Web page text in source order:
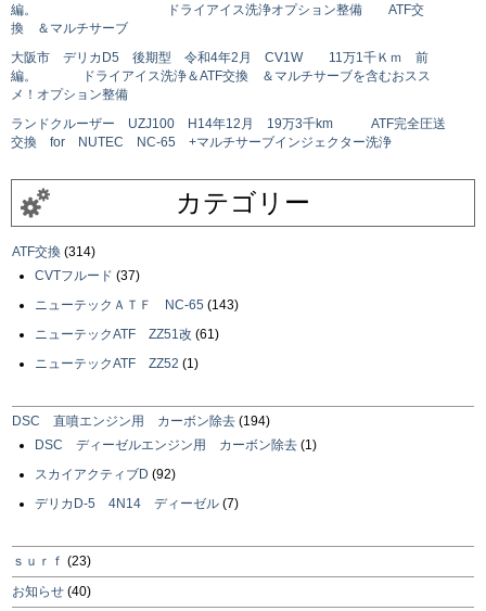
編。 ドライアイス洗浄オプション整備 ATF交
換 ＆マルチサーブ
大阪市 デリカD5 後期型 令和4年2月 CV1W 11万1千Ｋｍ 前
編。 ドライアイス洗浄＆ATF交換 ＆マルチサーブを含むおスス
メ！オプション整備
ランドクルーザー UZJ100 H14年12月 19万3千km ATF完全圧送
交換 for NUTEC NC-65 +マルチサーブインジェクター洗浄
カテゴリー
ATF交換 (314)
CVTフルード (37)
ニューテックＡＴＦ NC-65 (143)
ニューテックATF ZZ51改 (61)
ニューテックATF ZZ52 (1)
DSC 直噴エンジン用 カーボン除去 (194)
DSC ディーゼルエンジン用 カーボン除去 (1)
スカイアクティブD (92)
デリカD-5 4N14 ディーゼル (7)
ｓｕｒｆ (23)
お知らせ (40)